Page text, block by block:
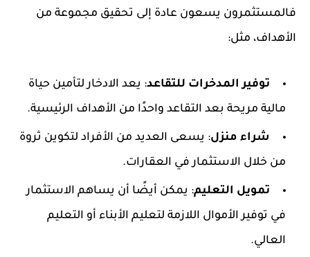
فالمستثمرون يسعون عادة إلى تحقيق مجموعة من
الأهداف، مثل:
توفير المدخرات للتقاعد: يعد الادخار لتأمين حياة
مالية مريحة بعد التقاعد واحدًا من الأهداف الرئيسية.
شراء منزل: يسعى العديد من الأفراد لتكوين ثروة
من خلال الاستثمار في العقارات.
تمويل التعليم: يمكن أيضًا أن يساهم الاستثمار
في توفير الأموال اللازمة لتعليم الأبناء أو التعليم
العالي.